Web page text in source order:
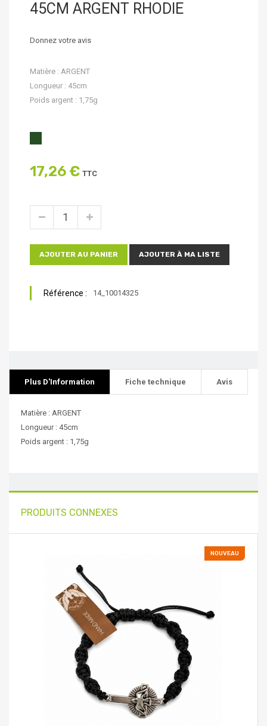
45CM ARGENT RHODIE
Donnez votre avis
Matière : ARGENT
Longueur : 45cm
Poids argent : 1,75g
17,26 € TTC
AJOUTER AU PANIER AJOUTER À MA LISTE
Référence : 14_10014325
Plus D'Information Fiche technique Avis
Matière : ARGENT
Longueur : 45cm
Poids argent : 1,75g
PRODUITS CONNEXES
NOUVEAU